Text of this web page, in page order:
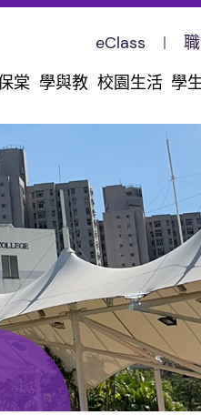
eClass
棠 學與教 校園生活 學